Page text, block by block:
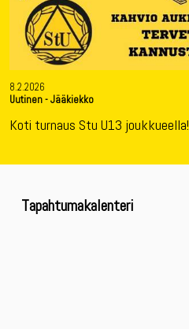
8.2.2026
Uutinen-Jääkiekko
Koti turnaus Stu U13 joukkueella!
Tapahtumakalenteri